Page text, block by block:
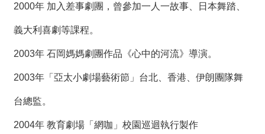
2000年 加入差事劇團，曾參加一人一故事、日本舞踏、
義大利喜劇等課程。
2003年 石岡媽媽劇團作品《心中的河流》導演。
2003年「亞太小劇場藝術節」台北、香港、伊朗團隊舞
台總監。
2004年 教育劇場「網咖」校園巡迴執行製作